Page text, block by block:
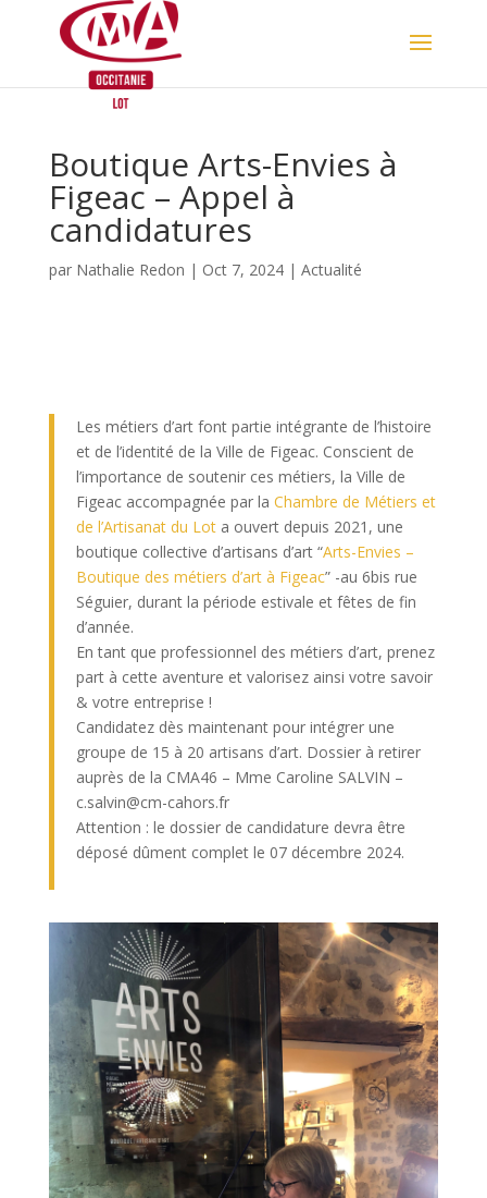
Boutique Arts-Envies à
Figeac – Appel à
candidatures
par Nathalie Redon | Oct 7, 2024| Actualité
Les métiers d’art font partie intégrante de l’histoire
et de l’identité de la Ville de Figeac. Conscient de
l’importance de soutenir ces métiers, la Ville de
Figeac accompagnée par la Chambre de Métiers et
de l’Artisanat du Lota ouvert depuis 2021, une
boutique collective d’artisans d’art “Arts-Envies –
Boutique des métiers d’art à Figeac” -au 6bis rue
Séguier, durant la période estivale et fêtes de fin
d’année.
En tant que professionnel des métiers d’art, prenez
part à cette aventure et valorisez ainsi votre savoir
& votre entreprise !
Candidatez dès maintenant pour intégrer une
groupe de 15 à 20 artisans d’art. Dossier à retirer
auprès de la CMA46 – Mme Caroline SALVIN –
c.salvin@cm-cahors.fr
Attention : le dossier de candidature devra être
déposé dûment complet le 07 décembre 2024.